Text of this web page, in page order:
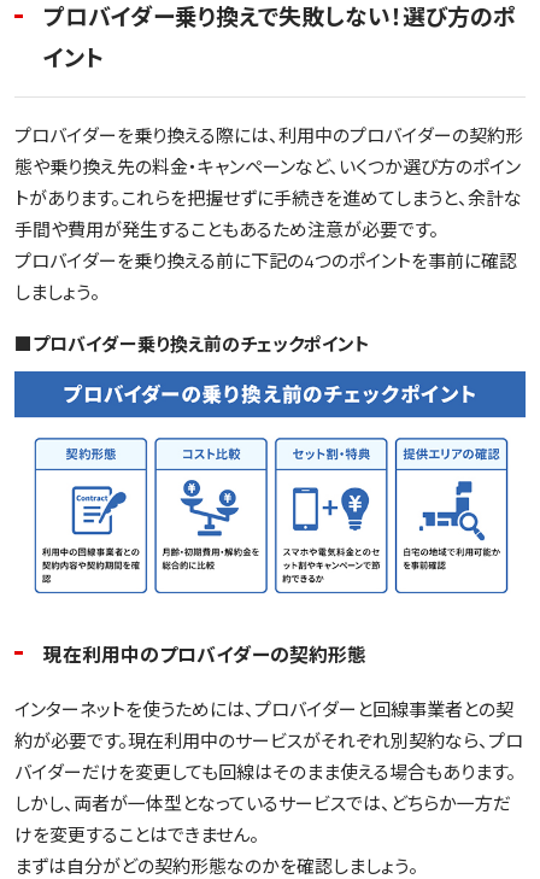
プロバイダー乗り換えで失敗しない！選び方のポ
イント
プロバイダーを乗り換える際には、利用中のプロバイダーの契約形
態や乗り換え先の料金・キャンペーンなど、いくつか選び方のポイン
トがあります。これらを把握せずに手続きを進めてしまうと、余計な
手間や費用が発生することもあるため注意が必要です。
プロバイダーを乗り換える前に下記の4つのポイントを事前に確認
しましょう。
■プロバイダー乗り換え前のチェックポイント
現在利用中のプロバイダーの契約形態
インターネットを使うためには、プロバイダーと回線事業者との契
約が必要です。現在利用中のサービスがそれぞれ別契約なら、プロ
バイダーだけを変更しても回線はそのまま使える場合もあります。
しかし、両者が一体型となっているサービスでは、どちらか一方だ
けを変更することはできません。
まずは自分がどの契約形態なのかを確認しましょう。